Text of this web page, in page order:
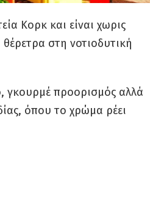
Κορκ και είναι χωρις
στη νοτιοδυτική
προορισμός αλλά
όπου το χρώμα ρέει